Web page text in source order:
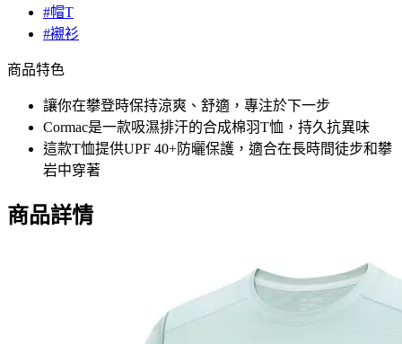
#帽T
#襯衫
商品特色
讓你在攀登時保持涼爽、舒適，專注於下一步
Cormac是一款吸濕排汗的合成棉羽T恤，持久抗異味
這款T恤提供UPF 40+防曬保護，適合在長時間徒步和攀
岩中穿著
商品詳情